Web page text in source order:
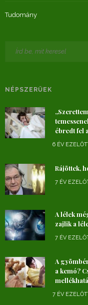
Tudomány
NÉPSZERŰEK
ébredt fel
6 ÉV
Rájöttek,
7 ÉV
A lélek
zajlik a
7 ÉV
A
a kemó?
7 ÉV